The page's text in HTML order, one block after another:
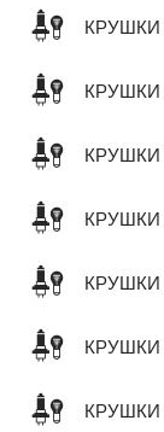
КРУШКИ
КРУШКИ
КРУШКИ
КРУШКИ
КРУШКИ
КРУШКИ
КРУШКИ